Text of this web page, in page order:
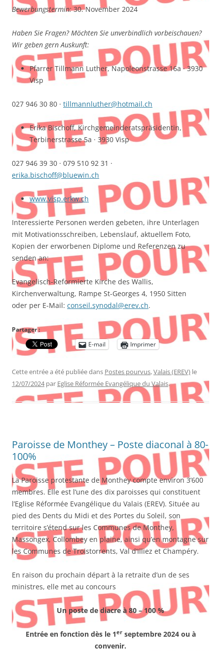
Bewerbungstermin:30. November 2024
Haben Sie Fragen? Möchten Sie unverbindlich vorbeischauen?
Wir geben gern Auskunft:
Pfarrer Tillmann Luther, Napoleonstrasse 16a · 3930
Visp
027 946 30 80 · tillmannluther@hotmail.ch
Erika Bischoff, Kirchgemeinderatspräsidentin,
Terbinerstrasse 5a · 3930 Visp
027 946 39 30 · 079 510 92 31 ·
erika.bischoff@bluewin.ch
www.visp.erkw.ch
Interessierte Personen werden gebeten, ihre Unterlagen
mit Motivationsschreiben, Lebenslauf, aktuellem Foto,
Kopien der erworbenen Diplome und Referenzen zu
senden an:
Evangelisch-Reformierte Kirche des Wallis,
Kirchenverwaltung, Rampe St-Georges 4, 1950 Sitten
oder per E-Mail: conseil.synodal@erev.ch.
Partager :
E-mail
Imprimer
Cette entrée a été publiée dans Postes pourvus,Valais (EREV) le
12/07/2024 par Eglise Réformée Evangélique du Valais.
Paroisse de Monthey – Poste diaconal à 80-
100%
La Paroisse protestante de Monthey compte environ 3’600
membres. Elle est l’une des dix paroisses qui constituent
l’Eglise Réformée Evangélique du Valais (EREV). Située au
pied des Dents du Midi et des Portes du Soleil, son
territoire s’étend sur les Communes de Monthey,
Massongex, Collombey en plaine, ainsi qu’en montagne sur
les Communes de Troistorrents, Val d’Illiez et Champéry.
En raison du prochain départ à la retraite d’un de ses
ministres, elle met au concours
Un poste de diacre à 80 – 100 %
Entrée en fonction dès le 1erseptembre 2024 ou à
convenir.